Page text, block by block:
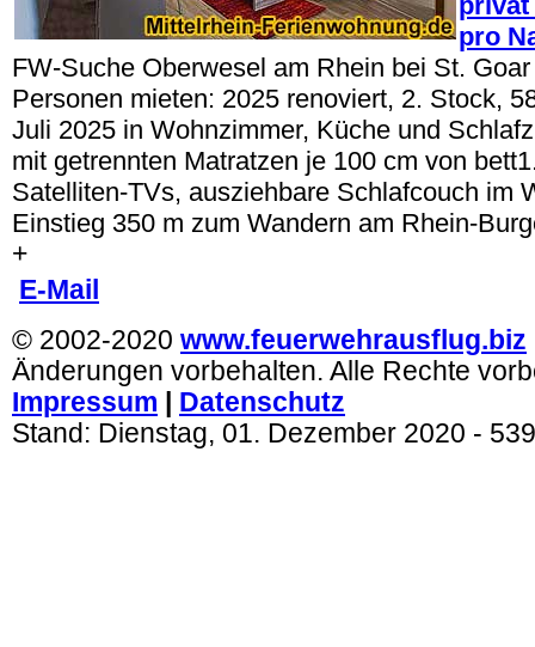
pro
FW-Suche Oberwesel am Rhein bei St.
Personen mieten: 2025 renoviert, 2. Stock,
Juli 2025 in Wohnzimmer, Küche und
mit getrennten Matratzen je 100 cm von
Satelliten-TVs, ausziehbare Schlafcouch im
Einstieg 350 m zum Wandern am Rhein-
+
E-Mail
© 2002-2020 www.feuerwehrausflug.biz
Änderungen vorbehalten. Alle Rechte
Impressum
Datenschutz
Stand: Dienstag, 01. Dezember 2020 -